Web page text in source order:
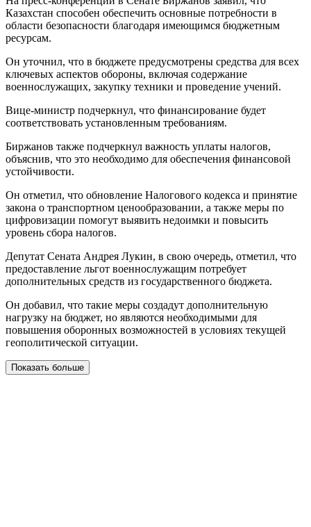
Казахстан способен обеспечить основные потребности в
области безопасности благодаря имеющимся бюджетным
ресурсам.
Он уточнил, что в бюджете предусмотрены средства для всех
ключевых аспектов обороны, включая содержание
военнослужащих, закупку техники и проведение учений.
Вице-министр подчеркнул, что финансирование будет
соответствовать установленным требованиям.
Биржанов также подчеркнул важность уплаты налогов,
объяснив, что это необходимо для обеспечения финансовой
устойчивости.
Он отметил, что обновление Налогового кодекса и принятие
закона о транспортном ценообразовании, а также меры по
цифровизации помогут выявить недоимки и повысить
уровень сбора налогов.
Депутат Сената Андрея Лукин, в свою очередь, отметил, что
предоставление льгот военнослужащим потребует
дополнительных средств из государственного бюджета.
Он добавил, что такие меры создадут дополнительную
нагрузку на бюджет, но являются необходимыми для
повышения оборонных возможностей в условиях текущей
геополитической ситуации.
Показать больше